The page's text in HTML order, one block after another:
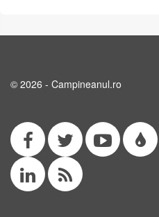
© 2026 - Campineanul.ro